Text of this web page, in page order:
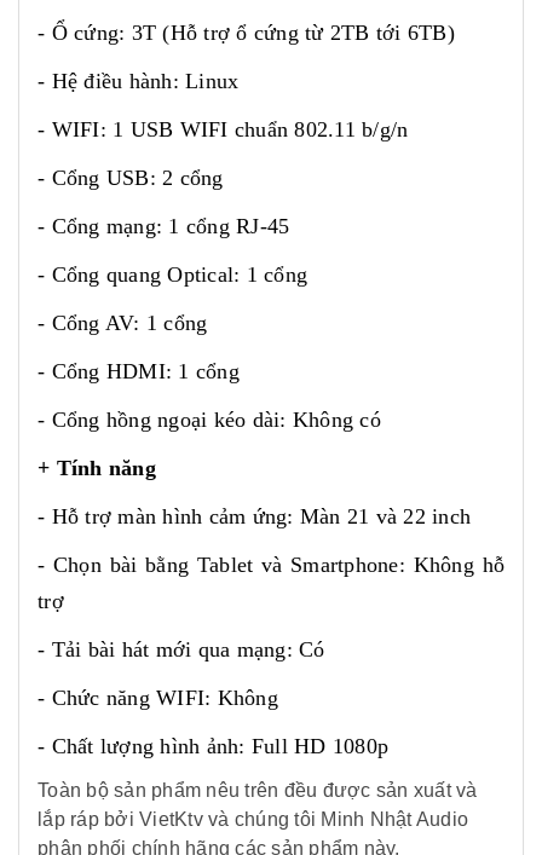
- Ổ cứng: 3T (Hỗ trợ ổ cứng từ 2TB tới 6TB)
- Hệ điều hành: Linux
- WIFI: 1 USB WIFI chuẩn 802.11 b/g/n
- Cổng USB: 2 cổng
- Cổng mạng: 1 cổng RJ-45
- Cổng quang Optical: 1 cổng
- Cổng AV: 1 cổng
- Cổng HDMI: 1 cổng
- Cổng hồng ngoại kéo dài: Không có
+ Tính năng
- Hỗ trợ màn hình cảm ứng: Màn 21 và 22 inch
- Chọn bài bằng Tablet và Smartphone: Không hỗ
trợ
- Tải bài hát mới qua mạng: Có
- Chức năng WIFI: Không
- Chất lượng hình ảnh: Full HD 1080p
Toàn bộ sản phẩm nêu trên đều được sản xuất và
lắp ráp bởi VietKtv và chúng tôi Minh Nhật Audio
phân phối chính hãng các sản phẩm này.